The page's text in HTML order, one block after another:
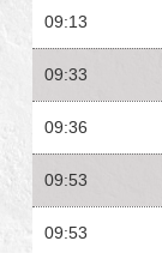
09:13
09:33
09:36
09:53
09:53